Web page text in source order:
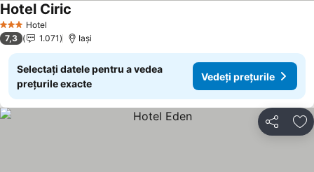
3 SteleHotel
Hotel Ciric
7,3 1.071 Iaşi
Selectați datele pentru a vedea
prețurile exacte
Vedeți prețurile
Distribuiți